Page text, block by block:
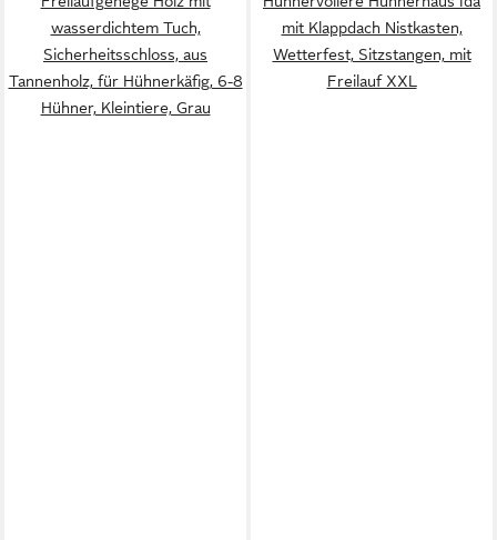
wasserdichtem Tuch,
Sicherheitsschloss, aus
Tannenholz, für Hühnerkäfig, 6-8
Hühner, Kleintiere, Grau
mit Klappdach Nistkasten,
Wetterfest, Sitzstangen, mit
Freilauf XXL